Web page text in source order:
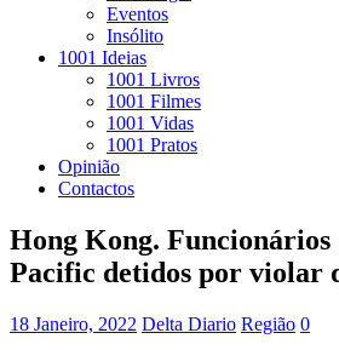
Eventos
Insólito
1001 Ideias
1001 Livros
1001 Filmes
1001 Vidas
1001 Pratos
Opinião
Contactos
Hong Kong. Funcionários
Pacific detidos por violar
18 Janeiro, 2022 Delta Diario Região 0